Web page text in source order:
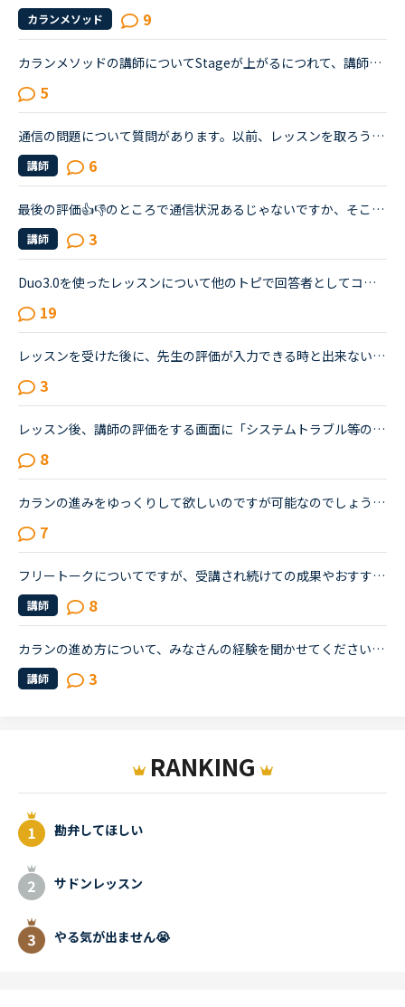
カランメソッド 9
カランメソッドの講師についてStageが上がるにつれて、講師のキャンセル率が高くなると感じている方はいらっしゃいますか？というのも、最近カラン予約を立て続けにキャンセルされ、運良く代替の先生が割り当てら...
5
通信の問題について質問があります。以前、レッスンを取ろうとした時、うまく繋がらず、1、2分経過してから通信環境が悪いので退出するようにと画面表示があり、退出しました。しかし、私はその先生がとても良さ...
講師 6
最後の評価👍👎のところで通信状況あるじゃないですか、そこでおそらく自分の電波が悪いと思われる時👎を押さない方が良いのでしょうか？よくわからず押してしまったのですが、レッスン保証申請して？みたいなこ...
講師 3
Duo3.0を使ったレッスンについて他のトピで回答者としてコメントし、詳しく教えてとリクエストを頂いたのでシェアさせて頂きます。※Duoファンではありますが、関係者とか回しモンとかじゃありません。【目的】Duo...
19
レッスンを受けた後に、先生の評価が入力できる時と出来ないときがあるのですが、違いは何でしょうか？すごく良かった先生の評価を「5点つけたい！！」と思っても表示されないことがあります。あまりよくなかった...
3
レッスン後、講師の評価をする画面に「システムトラブル等の理由で、講師の評価がしづらい時は「★普通」を選択してください」とあるのですが、★で選ばせるのではなく「システムトラブル等の理由で、講師の評価が...
8
カランの進みをゆっくりして欲しいのですが可能なのでしょうか？あと、カランの復習の仕方がよく分かりません。今、カランを受けています。途中、中断もありましたが最近再開しました。ステージ２から始めて、今...
7
フリートークについてですが、受講され続けての成果やおすすめの受講方法、気をつけていることあれば教えていただけないでしょうか。これからはアウトプットも鍛えたいので、フリートークを受講する機会を増やし...
講師 8
カランの進め方について、みなさんの経験を聞かせてください。Stage 3から始めて、初めてのFSRがそろそろ終わりそうです。こちらの投稿を見ていると、FSR をなんどか繰り返してから次のStage に進む方やもう一度...
講師 3
RANKING
勘弁してほしい
サドンレッスン
やる気が出ません😭